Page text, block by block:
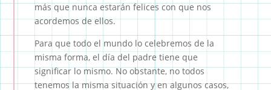
más que nunca estarán felices con que nos
acordemos de ellos.
Para que todo el mundo lo celebremos de la
misma forma, el día del padre tiene que
significar lo mismo. No obstante, no todos
tenemos la misma situación y en algunos casos,